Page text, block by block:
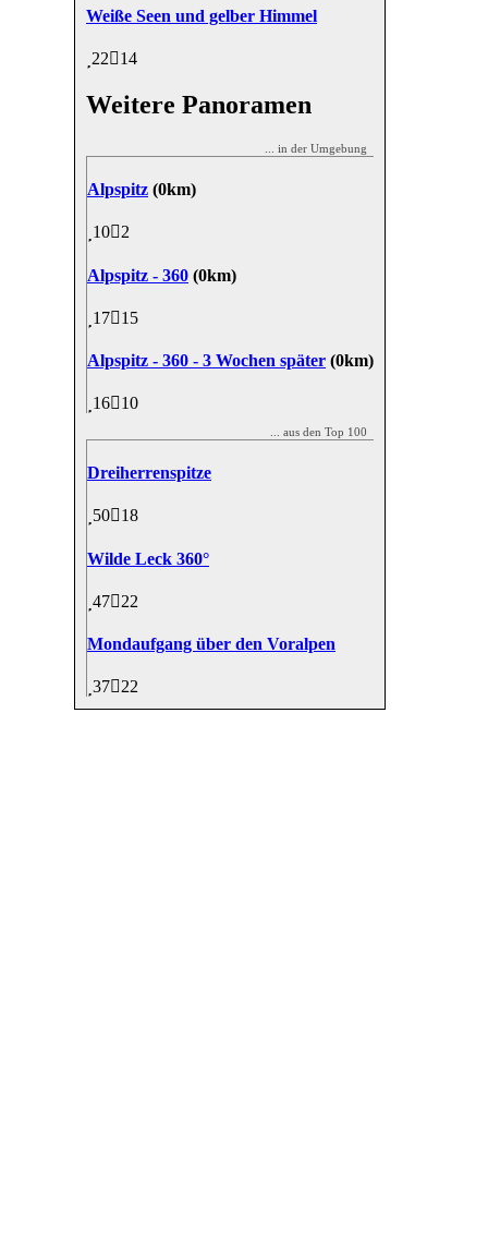
Weiße Seen und gelber Himmel
22 14
Weitere Panoramen
... in der Umgebung
Alpspitz (0km)
10 2
Alpspitz - 360 (0km)
17 15
Alpspitz - 360 - 3 Wochen später (0km)
16 10
... aus den Top 100
Dreiherrenspitze
50 18
Wilde Leck 360°
47 22
Mondaufgang über den Voralpen
37 22